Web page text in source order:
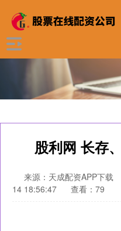
股利网 长存
来源：天成配资APP下载
14 18:56:47
查看：79